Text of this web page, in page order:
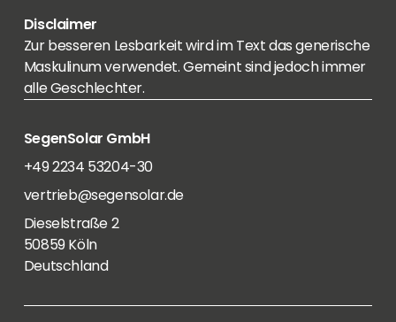
Disclaimer
Zur besseren Lesbarkeit wird im Text das generische
Maskulinum verwendet. Gemeint sind jedoch immer
alle Geschlechter.
SegenSolar GmbH
+49 2234 53204-30
vertrieb@segensolar.de
Dieselstraße 2
50859 Köln
Deutschland